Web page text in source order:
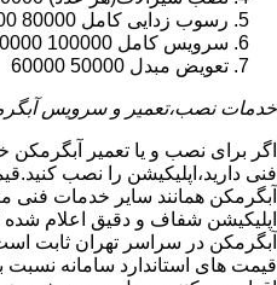
رسوب زدایی کامل 80000 120000
سرویس کامل 100000 140000
تعویض مبدل 50000 60000
خدمات نصب،تعمیر و سرویس
اگر برای نصب و یا تعمیر آبگرمکن
فنی دارید،اپلیکیشن را نصب
آبگرمکن همانند سایر خدمات فنی
اپلیکیشن شفاف و دقیق اعلام
آبگرمکن در سراسر تهران ثابت
قیمت های استاندارد سامانه نسبت